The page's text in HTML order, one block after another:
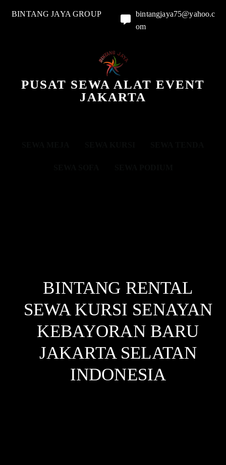
BINTANG JAYA GROUP
bintangjaya75@yahoo.c
om
PUSAT SEWA ALAT EVENT
JAKARTA
BINTANG RENTAL
SEWA KURSI SENAYAN
KEBAYORAN BARU
JAKARTA SELATAN
INDONESIA